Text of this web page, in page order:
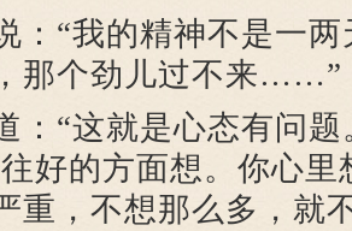
“我的精神不是一两
那个劲儿过不来……”
“这就是心态有问题
好的方面想。你心
重，不想那么多，就